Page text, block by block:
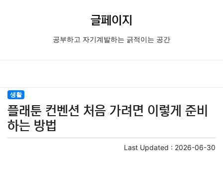
글페이지
공부하고 자기계발하는 긁적이는 공간
생활
플래툰 컨벤션 처음 가려면 이렇게 준비
하는 방법
Last Updated : 2026-06-30